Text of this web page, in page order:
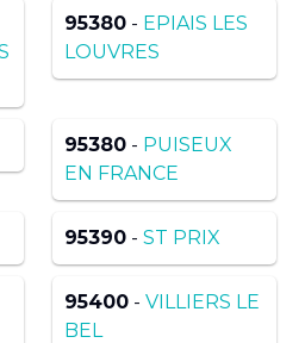
95380 - EPIAIS LES
LOUVRES
95380 - PUISEUX
EN FRANCE
95390 - ST PRIX
95400 - VILLIERS LE
BEL